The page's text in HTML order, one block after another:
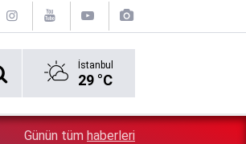
İstanbul
29 °C
mağdurları için Ticaret
Günün tüm haberleri